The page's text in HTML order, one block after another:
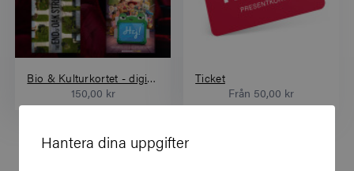
Hantera dina uppgifter
Bio & Kulturkortet - digital värdekod
150,00 kr
Ticket
Från 50,00 kr